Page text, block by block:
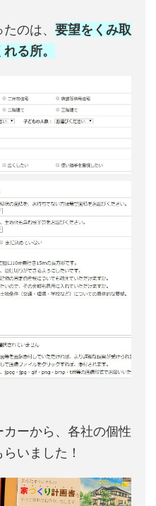
のは、 要望をくみ取
る所。
ーから、各社の個性
いました！